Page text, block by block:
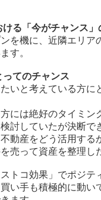
る「今がチャンス」
を機に、近隣エリア
す。
てのチャンス
いと考えている方に
には絶好のタイミン
討していたが決断で
動産をどう活用する
売って資産を整理し
トコ効果」でポジテ
い手も積極的に動い